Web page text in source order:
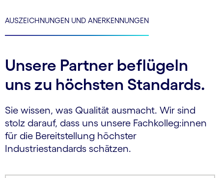
AUSZEICHNUNGEN UND ANERKENNUNGEN
Unsere Partner beflügeln
uns zu höchsten Standards.
Sie wissen, was Qualität ausmacht. Wir sind
stolz darauf, dass uns unsere Fachkolleg:innen
für die Bereitstellung höchster
Industriestandards schätzen.